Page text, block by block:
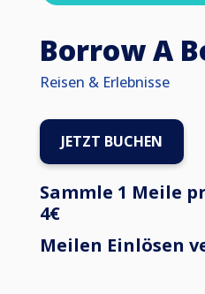
Borrow A
Reisen & Erlebnisse
JETZT BUCHEN
Sammle 1 Meile
4€
Meilen Einlösen